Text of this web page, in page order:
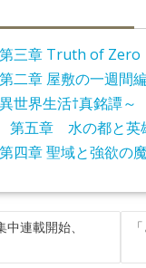
三章 Truth of Zero
二章 屋敷の一週間
世界生活†真銘譚～
第五章 水の都と英
四章 聖域と強欲の
連載開始、